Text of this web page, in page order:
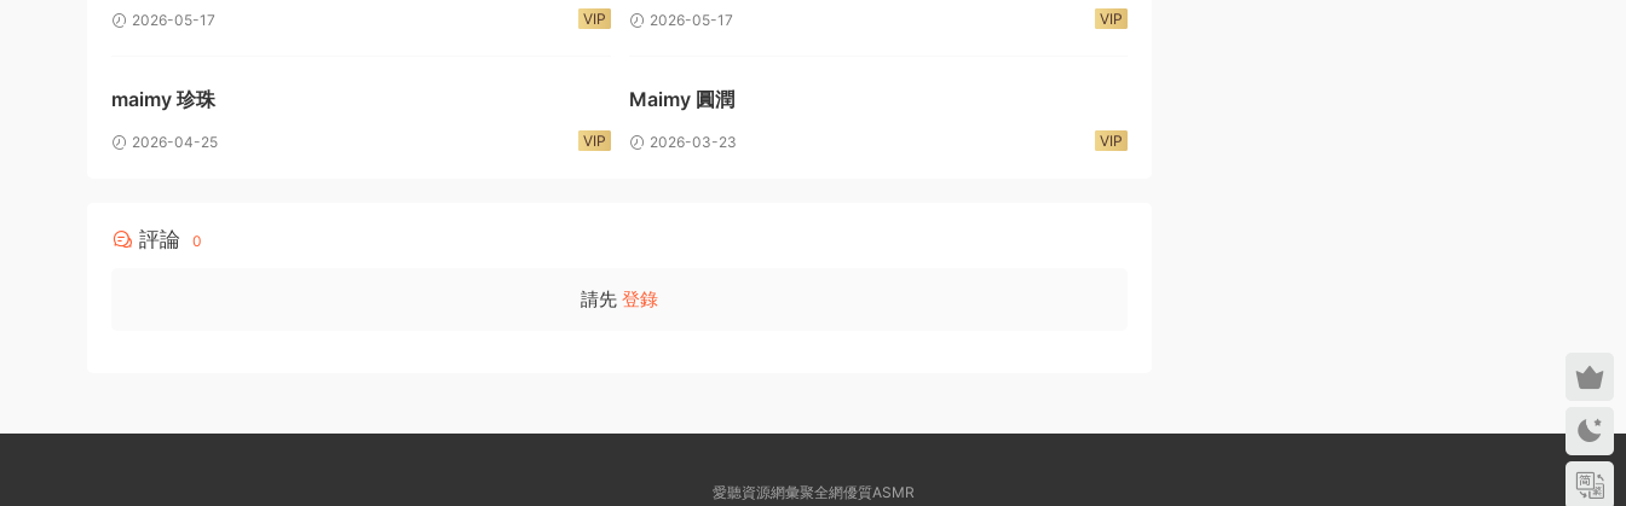
2026-05-17 VIP 2026-05-17 VIP
maimy 珍珠
2026-04-25 VIP
Maimy 圓潤
2026-03-23 VIP
評論 0
請先 登錄
愛聽資源網彙聚全網優質ASMR